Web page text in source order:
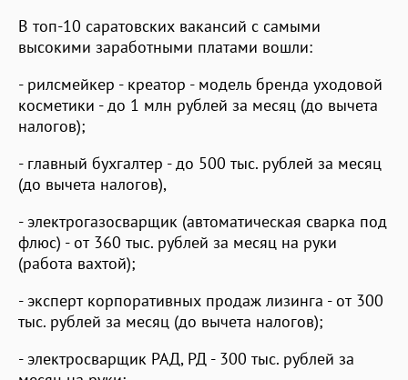
В топ-10 саратовских вакансий с самыми
высокими заработными платами вошли:
- рилсмейкер - креатор - модель бренда уходовой
косметики - до 1 млн рублей за месяц (до вычета
налогов);
- главный бухгалтер - до 500 тыс. рублей за месяц
(до вычета налогов),
- электрогазосварщик (автоматическая сварка под
флюс) - от 360 тыс. рублей за месяц на руки
(работа вахтой);
- эксперт корпоративных продаж лизинга - от 300
тыс. рублей за месяц (до вычета налогов);
- электросварщик РАД, РД - 300 тыс. рублей за